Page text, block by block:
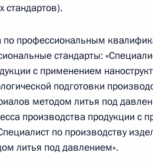
19:00
года, вторник
VII
квалификаций России»
18:00
стандартов).
профессиональным
стандарты:
с применением
подготовки
методом литья под
производства продукции с
по производству
литья под давлением».